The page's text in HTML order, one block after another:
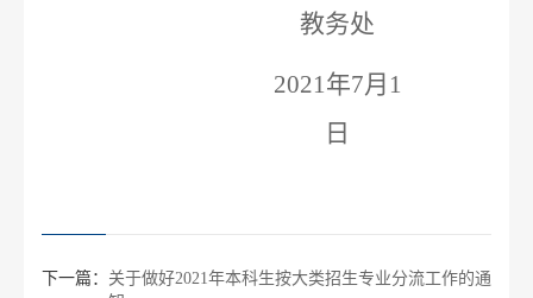
教务处
2021年7月 1
日
下一篇： 关于做好2021年本科生按大类招生专业分流工作的通